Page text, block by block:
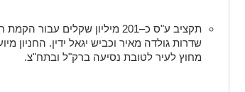
תקציב ע"ס כ–201 מיליון שקלים
שדרות גולדה מאיר וכביש יגאל ידין. החניון
מחוץ לעיר לטובת נסיעה ברק"ל ובתח"צ.